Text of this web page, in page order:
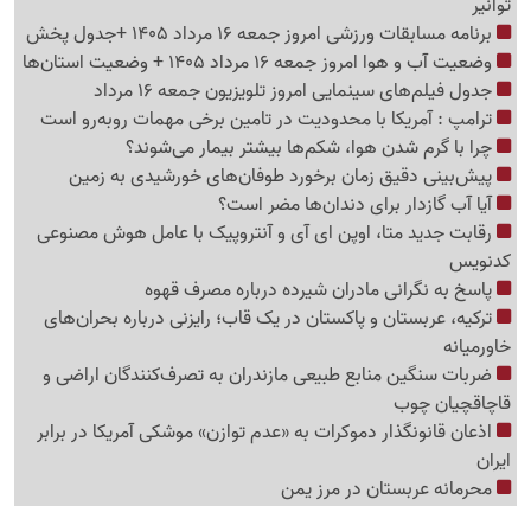
برنامه مسابقات ورزشی امروز جمعه 16 مرداد 1405 +جدول پخش
وضعیت آب و هوا امروز جمعه 16 مرداد 1405 + وضعیت استان‌ها
جدول فیلم‌های سینمایی امروز تلویزیون جمعه 16 مرداد
ترامپ : آمریکا با محدودیت در تامین برخی مهمات روبه‌رو است
چرا با گرم شدن هوا، شکم‌ها بیشتر بیمار می‌شوند؟
پیش‌بینی دقیق زمان برخورد طوفان‌های خورشیدی به زمین
آیا آب گازدار برای دندان‌ها مضر است؟
رقابت جدید متا، اوپن ای آی و آنتروپیک با عامل هوش مصنوعی
کدنویس
پاسخ به نگرانی مادران شیرده درباره مصرف قهوه
ترکیه، عربستان و پاکستان در یک قاب؛ رایزنی درباره بحران‌های
خاورمیانه
ضربات سنگین منابع طبیعی مازندران به تصرف‌کنندگان اراضی و
قاچاقچیان چوب
اذعان قانونگذار دموکرات به «عدم توازن» موشکی آمریکا در برابر
ایران
محرمانه عربستان در مرز یمن